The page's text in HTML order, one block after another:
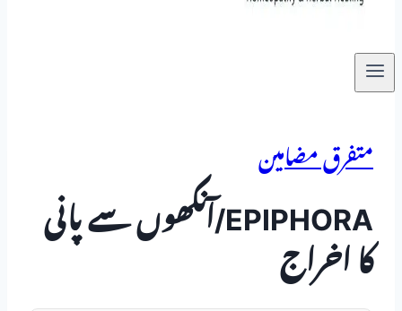
متفرق مضامین
EPIPHORA/آنکھوں سے پانی
کا اخراج